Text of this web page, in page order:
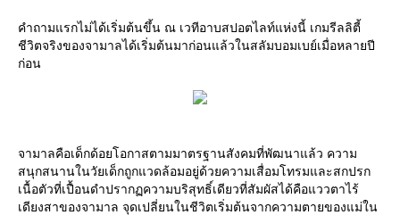
คำถามแรกไม่ได้เริ่มต้นขึ้น ณ เวทีอาบสปอตไลท์แห่งนี้ เกมรีลลิตี้
ชีวิตจริงของจามาลได้เริ่มต้นมาก่อนแล้วในสลัมบอมเบย์เมื่อหลายปี
ก่อน
จามาลคือเด็กด้อยโอกาสตามมาตรฐานสังคมที่พัฒนาแล้ว ความ
สนุกสนานในวัยเด็กถูกแวดล้อมอยู่ด้วยความเสื่อมโทรมและสกปรก
เนื้อตัวที่เปื้อนดำปรากฏความบริสุทธิ์เดียวที่สัมผัสได้คือแววตาไร้
เดียงสาของจามาล จุดเปลี่ยนในชีวิตเริ่มต้นจากความตายของแม่ใน